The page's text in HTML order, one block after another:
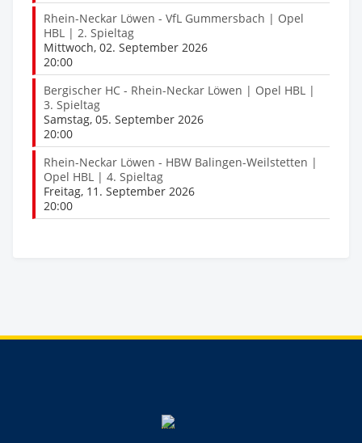
Rhein-Neckar Löwen - VfL Gummersbach | Opel
HBL | 2. Spieltag
Mittwoch, 02. September 2026
20:00
Bergischer HC - Rhein-Neckar Löwen | Opel HBL |
3. Spieltag
Samstag, 05. September 2026
20:00
Rhein-Neckar Löwen - HBW Balingen-Weilstetten |
Opel HBL | 4. Spieltag
Freitag, 11. September 2026
20:00